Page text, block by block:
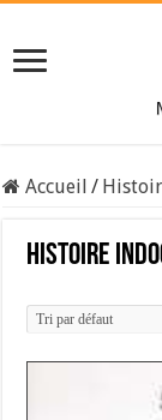
Accueil /
Histoire